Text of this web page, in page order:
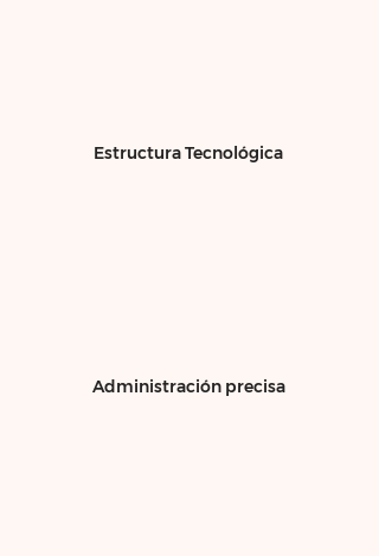
Estructura Tecnológica
Administración precisa